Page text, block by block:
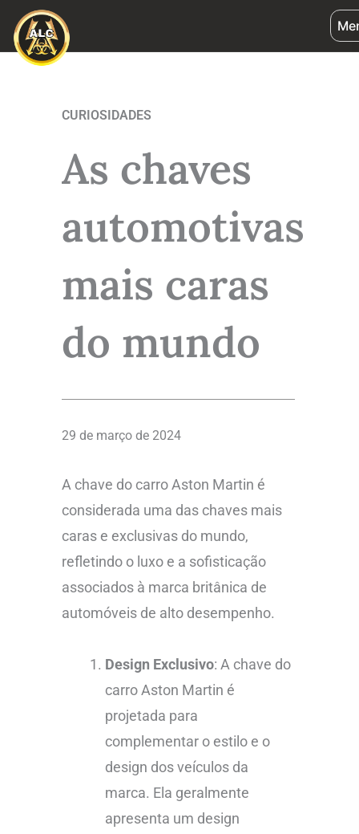
para
conteúdo
CURIOSIDADES
As chaves
automotivas
mais caras
do mundo
29 de março de 2024
A chave do carro Aston Martin é
considerada uma das chaves mais
caras e exclusivas do mundo,
refletindo o luxo e a sofisticação
associados à marca britânica de
automóveis de alto desempenho.
Design Exclusivo: A chave do
carro Aston Martin é
projetada para
complementar o estilo e o
design dos veículos da
marca. Ela geralmente
apresenta um design